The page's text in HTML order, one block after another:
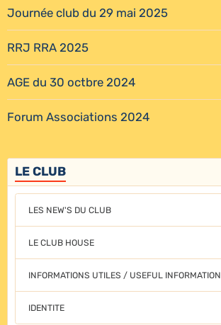
Journée club du 29 mai 2025
RRJ RRA 2025
AGE du 30 octbre 2024
Forum Associations 2024
LE CLUB
LES NEW'S DU CLUB
LE CLUB HOUSE
INFORMATIONS UTILES / USEFUL INFORMATION
IDENTITE